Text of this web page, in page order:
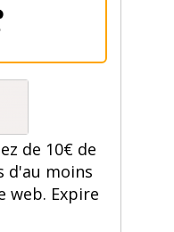
de 10€ de
d'au moins
web. Expire